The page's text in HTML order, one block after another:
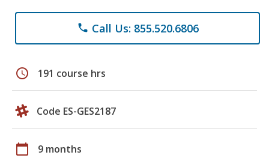
phone Call Us: 855.520.6806
schedule 191 course hrs
Code ES-GES2187
calendar_today 9 months